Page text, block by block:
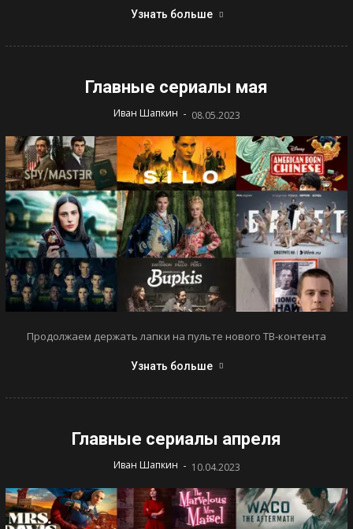
Узнать больше
Главные сериалы мая
Иван Шапкин - 08.05.2023
Продолжаем держать лапки на пульте нового ТВ-контента
Узнать больше
Главные сериалы апреля
Иван Шапкин - 10.04.2023